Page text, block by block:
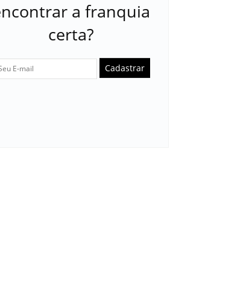
a franquia
certa?
Cadastrar